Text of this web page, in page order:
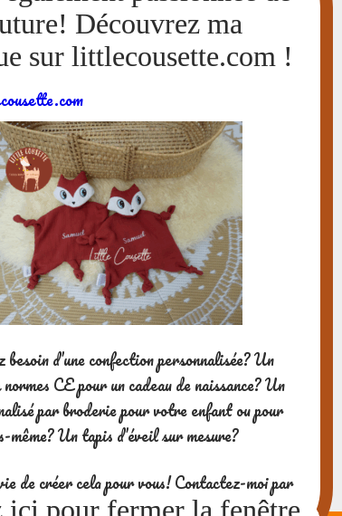
besoin d’une confection personnalisée? Un
CE pour un cadeau de naissance? Un
par broderie pour votre enfant ou pour
même? Un tapis d’éveil sur mesure?
de créer cela pour vous! Contactez-moi par
à contact@littlecousette.com